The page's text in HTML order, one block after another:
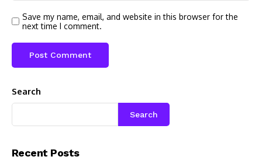
Save my name, email, and website in this browser for the
next time I comment.
Search
Search
Recent Posts